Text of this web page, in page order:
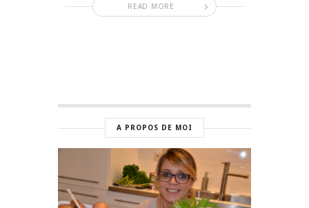
READ MORE
A PROPOS DE MOI